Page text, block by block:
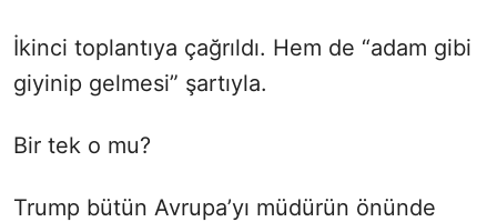
İkinci toplantıya çağrıldı. Hem de “adam gibi
giyinip gelmesi” şartıyla.
Bir tek o mu?
Trump bütün Avrupa’yı müdürün önünde